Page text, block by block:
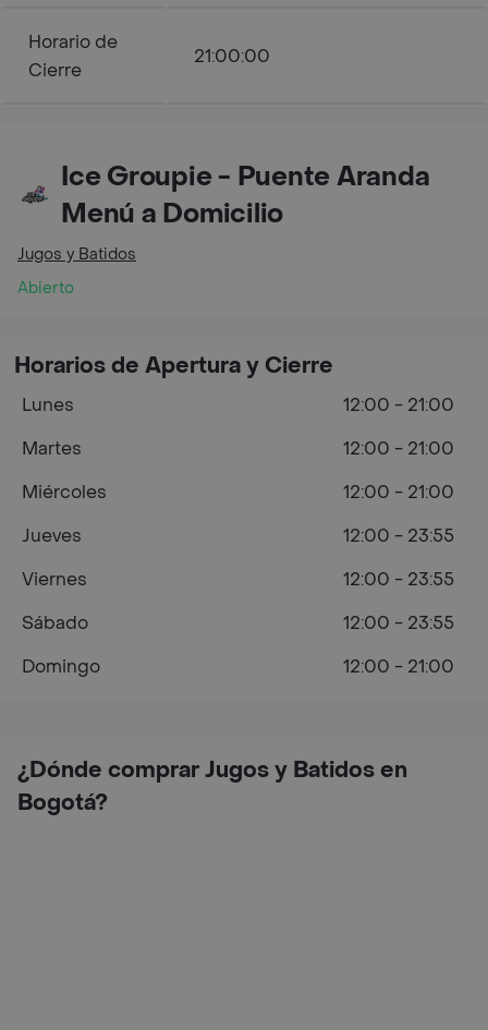
Horario de
Cierre
21:00:00
Ice Groupie - Puente Aranda
Menú a Domicilio
Jugos y Batidos
Abierto
¿Dónde comprar Jugos y Batidos en
Bogotá?
Horarios de Apertura y Cierre
Lunes
12:00 - 21:00
Martes
12:00 - 21:00
Miércoles
12:00 - 21:00
Jueves
12:00 - 23:55
Viernes
12:00 - 23:55
Sábado
12:00 - 23:55
Domingo
12:00 - 21:00